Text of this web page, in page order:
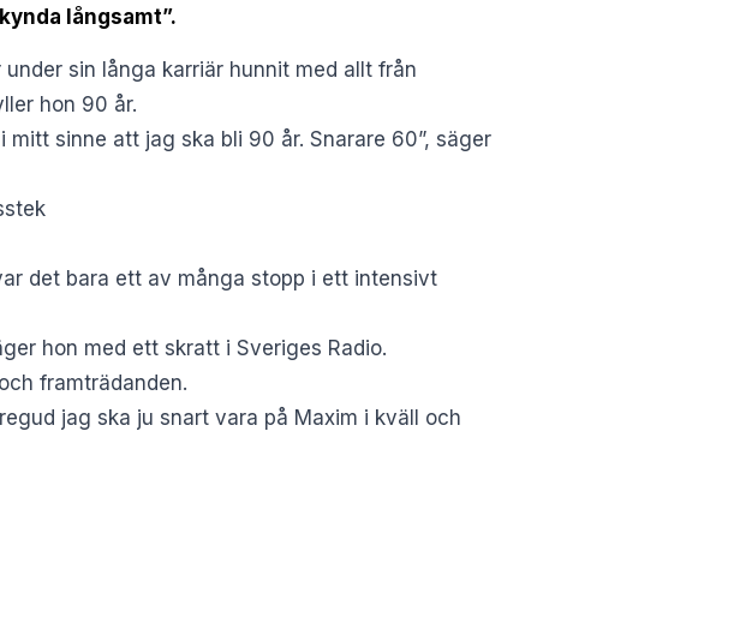
långsamt”.
sin långa karriär hunnit med allt från
hon 90 år.
sinne att jag ska bli 90 år. Snarare 60”, säger
det bara ett av många stopp i ett intensivt
hon med ett skratt i Sveriges Radio.
framträdanden.
jag ska ju snart vara på Maxim i kväll och